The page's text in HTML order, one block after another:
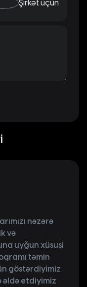
Şirkət üçün
nəzərə
və
uyğun xüsusi
təmin
göstərdiyimiz
əldə etdiyimiz